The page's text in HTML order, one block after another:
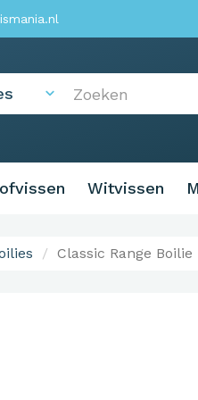
Witvissen
Classic Range